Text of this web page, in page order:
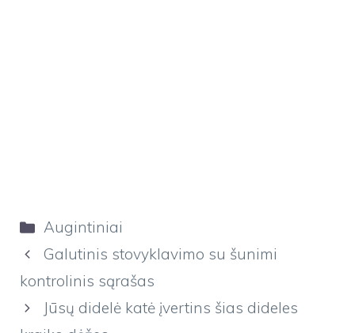
Kategorijos
Augintiniai
Galutinis stovyklavimo su šunimi
kontrolinis sąrašas
Jūsų didelė katė įvertins šias dideles